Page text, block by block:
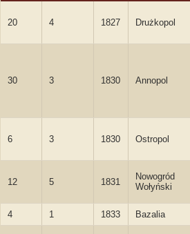
20 4 1827 Drużkopol
30 3 1830 Annopol
6 3 1830 Ostropol
12 5 1831
Nowogród
Wołyński
4 1 1833 Bazalia